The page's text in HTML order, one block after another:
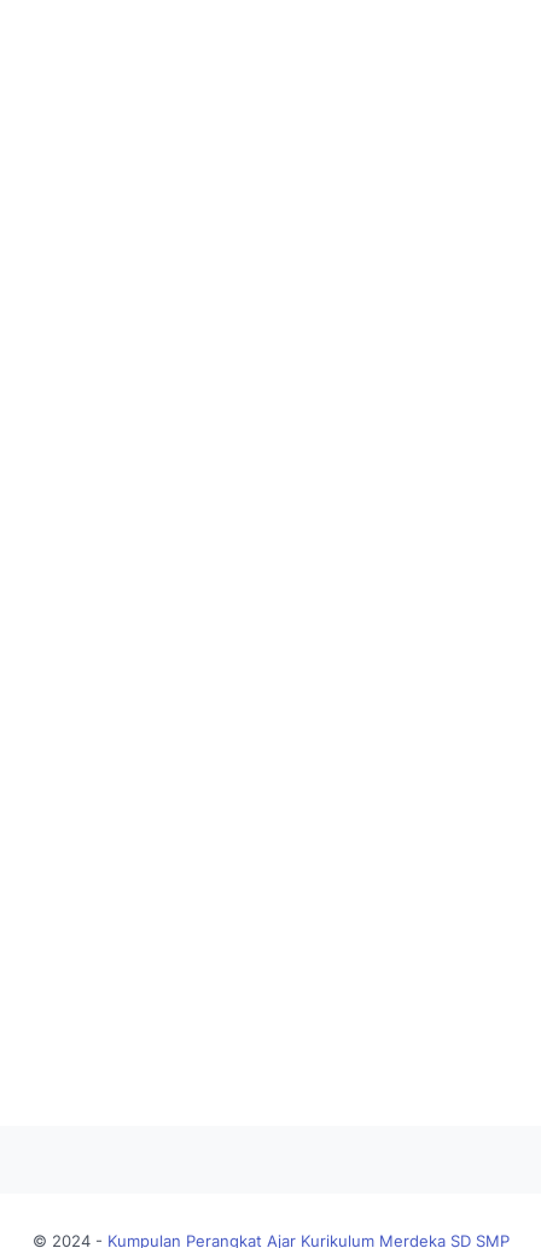
© 2024 - Kumpulan Perangkat Ajar Kurikulum Merdeka SD SMP